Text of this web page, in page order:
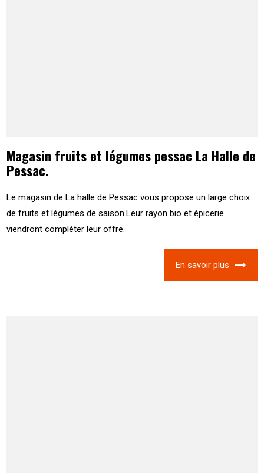
Magasin fruits et légumes pessac La Halle de
Pessac.
Le magasin de La halle de Pessac vous propose un large choix
de fruits et légumes de saison.Leur rayon bio et épicerie
viendront compléter leur offre.
En savoir plus